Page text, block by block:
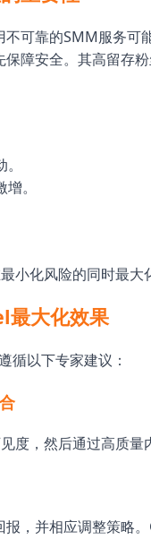
不可靠的SMM服务
障安全。其高留存
。
化风险的同时最大
最大化效果
循以下专家建议：
，然后通过高质量
，并相应调整策略